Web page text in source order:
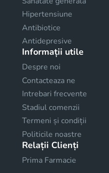
Hipertensiune
Antibiotice
Antidepresive
Informații utile
Despre noi
Contacteaza ne
Intrebari frecvente
Stadiul comenzii
Termeni și condiții
Politicile noastre
Relații Clienți
Prima Farmacie